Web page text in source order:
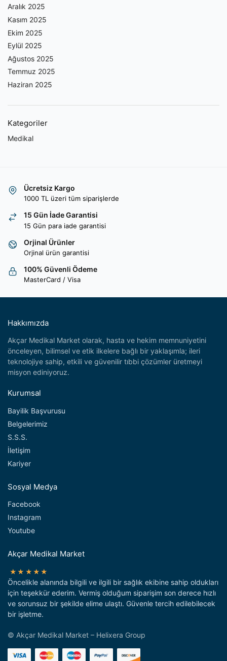
Aralık 2025
Kasım 2025
Ekim 2025
Eylül 2025
Ağustos 2025
Temmuz 2025
Haziran 2025
Kategoriler
Medikal
Ücretsiz Kargo
1000 TL üzeri tüm siparişlerde
15 Gün İade Garantisi
15 Gün para iade garantisi
Orjinal Ürünler
Orjinal ürün garantisi
100% Güvenli Ödeme
MasterCard / Visa
Hakkımızda
Akçar Medikal Market olarak, hasta ve hekim memnuniyetini
önceleyen, bilimsel ve etik ilkelere bağlı bir yaklaşımla; ileri
teknolojiye sahip, etkili ve güvenilir tıbbi çözümler üretmeyi
misyon ediniyoruz.
Kurumsal
Bayilik Başvurusu
Belgelerimiz
S.S.S.
İletişim
Kariyer
Sosyal Medya
Facebook
Instagram
Youtube
Akçar Medikal Market
★★★★★
Öncelikle alanında bilgili ve ilgili bir sağlık ekibine sahip oldukları
için teşekkür ederim. Vermiş olduğum siparişim son derece hızlı
ve sorunsuz bir şekilde elime ulaştı. Güvenle tercih edilebilecek
bir işletme.
© Akçar Medikal Market – Helixera Group